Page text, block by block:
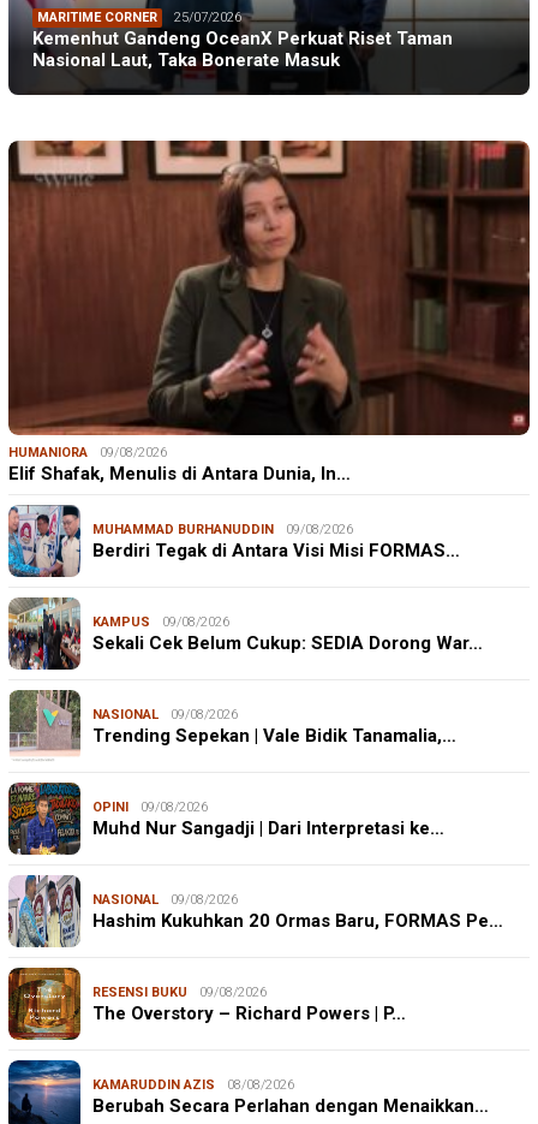
MARITIME CORNER 25/07/2026
Kemenhut Gandeng OceanX Perkuat Riset Taman
Nasional Laut, Taka Bonerate Masuk
HUMANIORA 09/08/2026
Elif Shafak, Menulis di Antara Dunia, In…
MUHAMMAD BURHANUDDIN 09/08/2026
Berdiri Tegak di Antara Visi Misi FORMAS…
KAMPUS 09/08/2026
Sekali Cek Belum Cukup: SEDIA Dorong War…
NASIONAL 09/08/2026
Trending Sepekan | Vale Bidik Tanamalia,…
OPINI 09/08/2026
Muhd Nur Sangadji | Dari Interpretasi ke…
NASIONAL 09/08/2026
Hashim Kukuhkan 20 Ormas Baru, FORMAS Pe…
RESENSI BUKU 09/08/2026
The Overstory – Richard Powers | P…
KAMARUDDIN AZIS 08/08/2026
Berubah Secara Perlahan dengan Menaikkan…